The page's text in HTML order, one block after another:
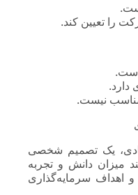
را تعیین کند.
است.
دارد.
نیست.
یک تصمیم شخصی
میزان دانش و تجربه
و اهداف سرمایه‌گذاری